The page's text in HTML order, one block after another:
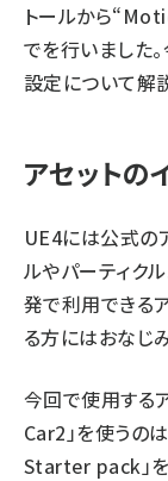
トールから
でを行いました
設定について解
アセットの
UE4には公式の
ルやパーティク
発で利用できる
る方にはおなじ
今回で使用する
Car2」を使うの
Starter pack」を